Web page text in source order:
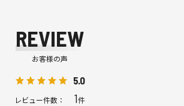
REVIEW
お客様の声
5.0
レビュー件数： 1件